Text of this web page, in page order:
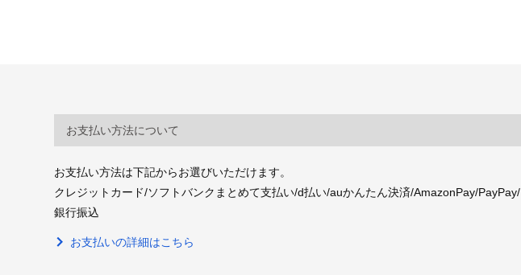
お支払い方法について
お支払い方法は下記からお選びいただけます。
クレジットカード/ソフトバンクまとめて支払い/d払い/auかんたん決済/AmazonPay/PayPay/
銀行振込
お支払いの詳細はこちら